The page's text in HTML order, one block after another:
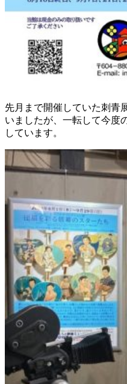
先月まで開催していた刺青
いましたが、一転して今度
しています。